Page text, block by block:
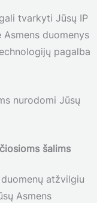
tvarkyti Jūsų IP
duomenys
pagalba
nurodomi Jūsų
šalims
atžvilgiu
Asmens